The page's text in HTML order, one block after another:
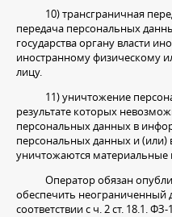
10) трансграничная
передача персональных
государства органу власти
иностранному физическому
лицу.
11) уничтожение
результате которых
персональных данных в
персональных данных и (или)
уничтожаются материальные
Оператор обязан
обеспечить неограниченный
соответствии с ч. 2 ст. 18.1. ФЗ-